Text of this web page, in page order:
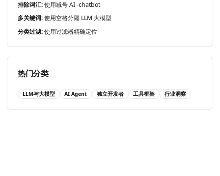
排除词汇:使用减号 AI -chatbot
多关键词:使用空格分隔 LLM 大模型
分类过滤:使用过滤器精确定位
热门分类
LLM与大模型 AI Agent 独立开发者 工具框架 行业洞察